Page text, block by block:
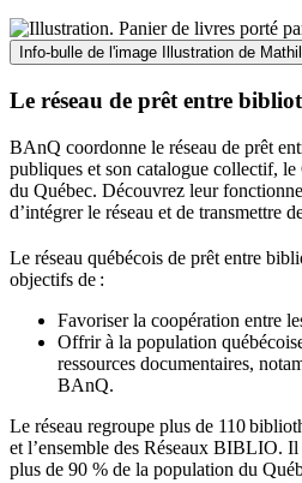
Info-bulle de l'image Illustration de
Le réseau de prêt entre
BAnQ coordonne le réseau de prêt
publiques et son catalogue collectif,
du Québec. Découvrez leur
d’intégrer le réseau et de transmettre
Le réseau québécois de prêt entre
objectifs de :
Favoriser la coopération entre
Offrir à la population
ressources documentaires,
BAnQ.
Le réseau regroupe plus de 110
et l’ensemble des Réseaux BIBLIO. Il
plus de 90 % de la population du Qué